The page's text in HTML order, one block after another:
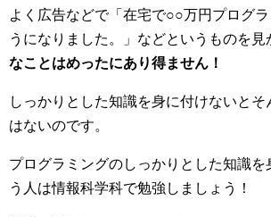
よく広告などで「在宅で○○万円プログ
うになりました。」などというものを見
なことはめったにあり得ません！
しっかりとした知識を身に付けないと
はないのです。
プログラミングのしっかりとした知識を
う人は情報科学科で勉強しましょう！